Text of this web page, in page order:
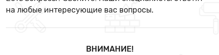
на любые интересующие вас вопросы.
ВНИМАНИЕ!